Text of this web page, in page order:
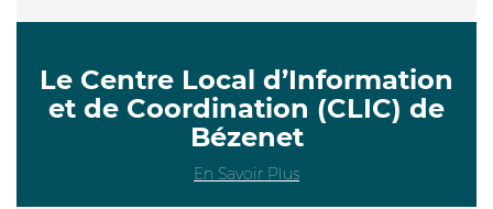
Le Centre Local d’Information
et de Coordination (CLIC) de
Bézenet
En Savoir Plus